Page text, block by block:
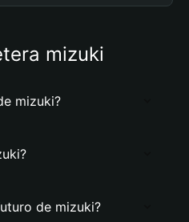
mizuki
mizuki?
de mizuki?